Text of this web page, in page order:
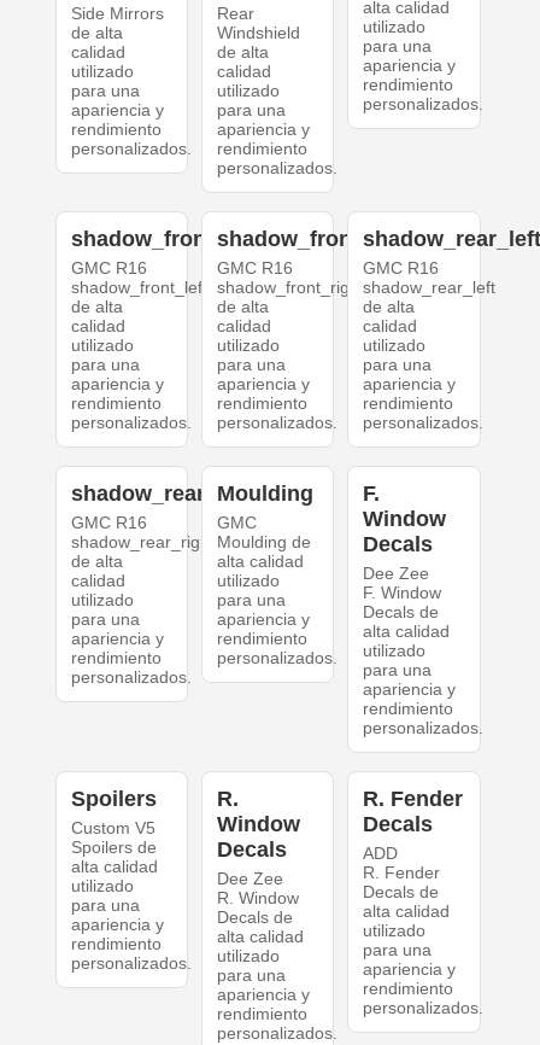
Side Mirrors
de alta
calidad
utilizado
para una
apariencia y
rendimiento
personalizados.
Rear
Windshield
de alta
calidad
utilizado
para una
apariencia y
rendimiento
personalizados.
alta calidad
utilizado
para una
apariencia y
rendimiento
personalizados.
shadow_front_left
GMC R16
shadow_front_left
de alta
calidad
utilizado
para una
apariencia y
rendimiento
personalizados.
shadow_front_right
GMC R16
shadow_front_right
de alta
calidad
utilizado
para una
apariencia y
rendimiento
personalizados.
GMC R16
shadow_rear_left
de alta
calidad
utilizado
para una
apariencia y
rendimiento
personalizados.
shadow_rear_right
GMC R16
shadow_rear_right
de alta
calidad
utilizado
para una
apariencia y
rendimiento
personalizados.
Moulding
GMC
Moulding de
alta calidad
utilizado
para una
apariencia y
rendimiento
personalizados.
F.
Window
Decals
Dee Zee
F. Window
Decals de
alta calidad
utilizado
para una
apariencia y
rendimiento
personalizados.
Spoilers
Custom V5
Spoilers de
alta calidad
utilizado
para una
apariencia y
rendimiento
personalizados.
R.
Window
Decals
Dee Zee
R. Window
Decals de
alta calidad
utilizado
para una
apariencia y
rendimiento
personalizados.
R. Fender
Decals
ADD
R. Fender
Decals de
alta calidad
utilizado
para una
apariencia y
rendimiento
personalizados.